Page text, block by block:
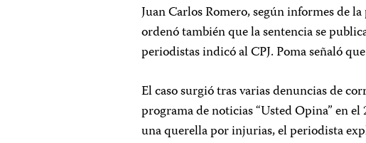
Juan Carlos Romero, según informes de
ordenó también que la sentencia se
periodistas indicó al CPJ. Poma señaló
El caso surgió tras varias denuncias de
programa de noticias “Usted Opina” en
una querella por injurias, el periodista